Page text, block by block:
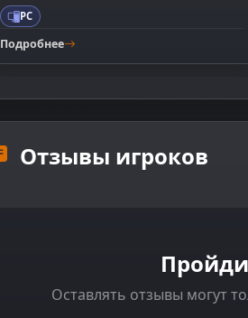
PC
Подробнее
Отзывы игроков
Оставлять отзывы могут